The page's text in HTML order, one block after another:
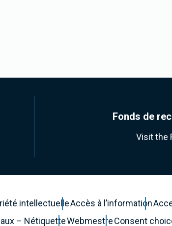
Fonds de
Visit the
intellectuelleAccès à l’information
– NétiquetteWebmestreConsent